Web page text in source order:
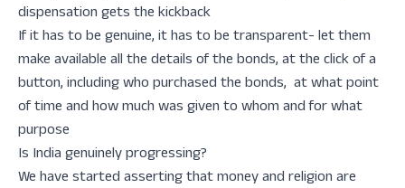
dispensation gets the kickback
If it has to be genuine, it has to be transparent- let them
make available all the details of the bonds, at the click of a
button, including who purchased the bonds, at what point
of time and how much was given to whom and for what
purpose
Is India genuinely progressing?
We have started asserting that money and religion are